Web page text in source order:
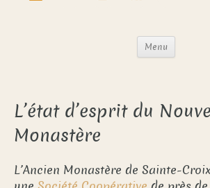
Menu
L’état d’esprit du
Monastère
L’Ancien Monastère de Sainte-